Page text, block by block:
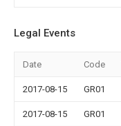
Legal Events
Date Code
2017-08-15 GR01
2017-08-15 GR01